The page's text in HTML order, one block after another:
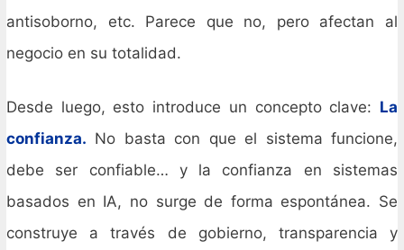
antisoborno, etc. Parece que no, pero afectan al
negocio en su totalidad.
Desde luego, esto introduce un concepto clave: La
confianza. No basta con que el sistema funcione,
debe ser confiable… y la confianza en sistemas
basados en IA, no surge de forma espontánea. Se
construye a través de gobierno, transparencia y